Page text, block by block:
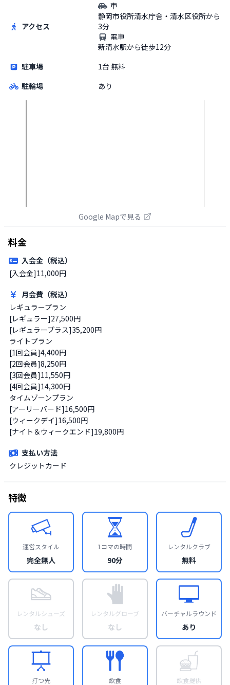
アクセス
車
静岡市役所清水庁舎・清水区役所から
3分
電車
新清水駅から徒歩12分
駐車場
1台 無料
駐輪場
あり
Google Mapで見る
料金
入会金（税込）
[入会金]11,000円
月会費（税込）
レギュラープラン
[レギュラー]27,500円
[レギュラープラス]35,200円
ライトプラン
[1回会員]4,400円
[2回会員]8,250円
[3回会員]11,550円
[4回会員]14,300円
タイムゾーンプラン
[アーリーバード]16,500円
[ウィークデイ]16,500円
[ナイト＆ウィークエンド]19,800円
支払い方法
クレジットカード
特徴
運営スタイル
完全無人
1コマの時間
90分
レンタルクラブ
無料
レンタルシューズ
なし
レンタルグローブ
なし
バーチャルラウンド
あり
打つ先 飲食 飲食提供